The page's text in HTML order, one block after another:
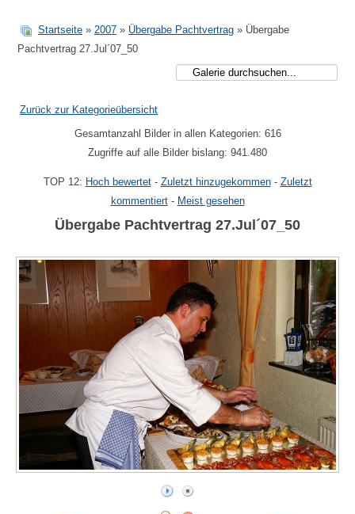
Startseite » 2007 » Übergabe Pachtvertrag » Übergabe
Pachtvertrag 27.Jul´07_50
Zurück zur Kategorieübersicht
Gesamtanzahl Bilder in allen Kategorien: 616
Zugriffe auf alle Bilder bislang: 941.480
TOP 12: Hoch bewertet- Zuletzt hinzugekommen- Zuletzt
kommentiert- Meist gesehen
Übergabe Pachtvertrag 27.Jul´07_50